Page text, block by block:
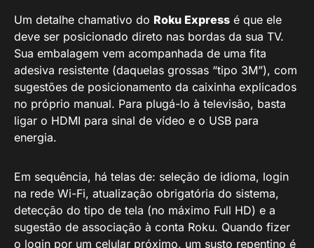
Um detalhe chamativo do Roku Express é que ele
deve ser posicionado direto nas bordas da sua TV.
Sua embalagem vem acompanhada de uma fita
adesiva resistente (daquelas grossas “tipo 3M”), com
sugestões de posicionamento da caixinha explicados
no próprio manual. Para plugá-lo à televisão, basta
ligar o HDMI para sinal de vídeo e o USB para
energia.
Em sequência, há telas de: seleção de idioma, login
na rede Wi-Fi, atualização obrigatória do sistema,
detecção do tipo de tela (no máximo Full HD) e a
sugestão de associação à conta Roku. Quando fizer
o login por um celular próximo, um susto repentino é